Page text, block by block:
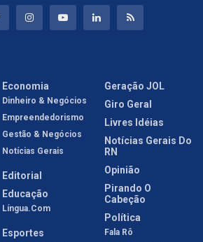
Economia
Dinheiro & Negócios
Empreendedorismo
Gestão & Negócios
Notícias Gerais
Editorial
Educação
Língua.com
Esportes
Geração JOL
Giro Geral
Livres Idéias
Notícias Gerais Do
RN
Opinião
Pirando O
Cabeção
Política
Fala Rô